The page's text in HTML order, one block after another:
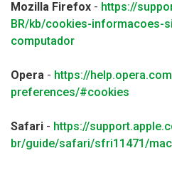
Mozilla Firefox - https://
BR/kb/cookies-informacoes-
computador
Opera - https://
preferences/#cookies
Safari - https://
br/guide/safari/sfri11471/mac